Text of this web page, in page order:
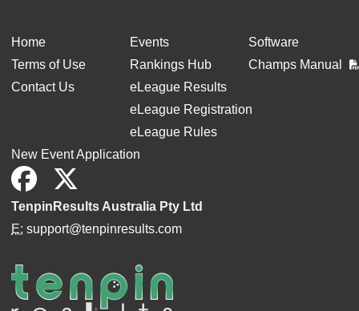
Home
Terms of Use
Contact Us
Events
Rankings Hub
eLeague Results
eLeague Registration
eLeague Rules
Software
Champs Manual
New Event Application
TenpinResults Australia Pty Ltd
E: support@tenpinresults.com